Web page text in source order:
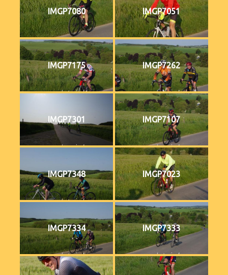
IMGP7080 IMGP7051
IMGP7175 IMGP7262
IMGP7301 IMGP7107
IMGP7348 IMGP7023
IMGP7334 IMGP7333